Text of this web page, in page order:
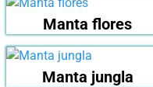
Manta flores
Manta jungla